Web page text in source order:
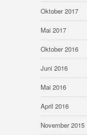
Oktober 2017
Mai 2017
Oktober 2016
Juni 2016
Mai 2016
April 2016
November 2015